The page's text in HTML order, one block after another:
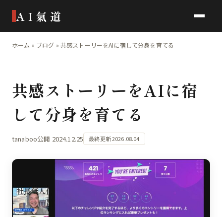
AI氣道
ホーム » ブログ » 共感ストーリーをAIに宿して分身を育てる
共感ストーリーをAIに宿
して分身を育てる
tanaboo公開 2024.12.25 最終更新 2026.08.04